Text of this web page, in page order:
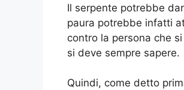
Il serpente potrebbe
paura potrebbe infatti
contro la persona che
si deve sempre sapere.
Quindi, come detto